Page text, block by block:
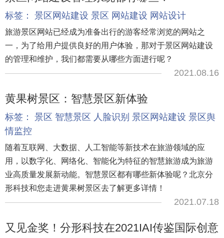
标签： 景区网站建设 景区 网站建设 网站设计
旅游景区网站已经成为准备出行的游客经常浏览的网站之
一，为了给用户提供良好的用户体验，那对于景区网站建设
的管理和维护，我们都需要从哪些方面进行呢？
2021.08.16
黄果树景区：智慧景区新体验
标签： 景区 智慧景区 人脸识别 景区网站建设 景区舆
情监控
随着互联网、大数据、人工智能等新技术在旅游领域的应
用，以数字化、网络化、智能化为特征的智慧旅游成为旅游
业高质量发展新动能。智慧景区都有哪些新体验呢？北京分
形科技和您走进黄果树景区去了解更多详情！
2021.07.18
又见金奖！分形科技在2021IAI传鉴国际创意